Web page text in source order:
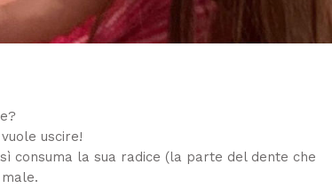
uscire!
consuma la sua radice (la parte del dente che